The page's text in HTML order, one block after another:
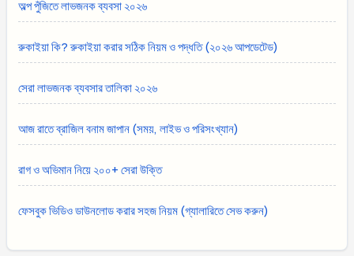
অল্প পুঁজিতে লাভজনক ব্যবসা ২০২৬
রুকাইয়া কি? রুকাইয়া করার সঠিক নিয়ম ও পদ্ধতি (২০২৬ আপডেটেড)
সেরা লাভজনক ব্যবসার তালিকা ২০২৬
আজ রাতে ব্রাজিল বনাম জাপান (সময়, লাইভ ও পরিসংখ্যান)
রাগ ও অভিমান নিয়ে ২০০+ সেরা উক্তি
ফেসবুক ভিডিও ডাউনলোড করার সহজ নিয়ম (গ্যালারিতে সেভ করুন)